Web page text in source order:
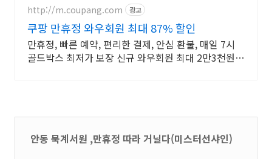
http://m.coupang.com 광고
쿠팡 만휴정 와우회원 최대 87% 할인
만휴정, 빠른 예약, 편리한 결제, 안심 환불, 매일 7시
골드박스 최저가 보장 신규 와우회원 최대 2만3천원
안동 묵계서원 ,만휴정 따라 거닐다(미스터선샤인)